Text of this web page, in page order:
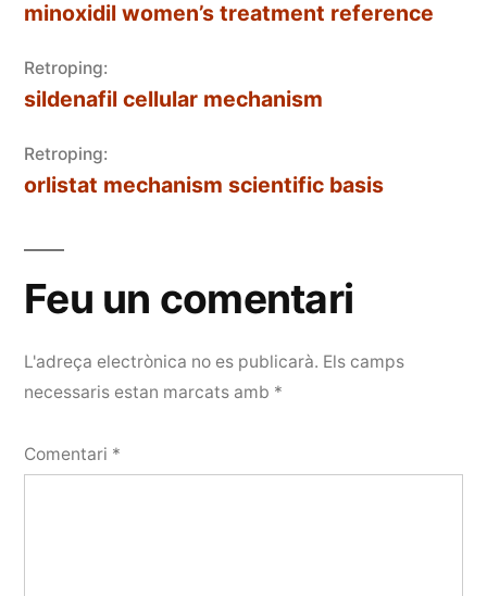
minoxidil women’s treatment reference
Retroping:
sildenafil cellular mechanism
Retroping:
orlistat mechanism scientific basis
Feu un comentari
L'adreça electrònica no es publicarà. Els camps
necessaris estan marcats amb *
Comentari *